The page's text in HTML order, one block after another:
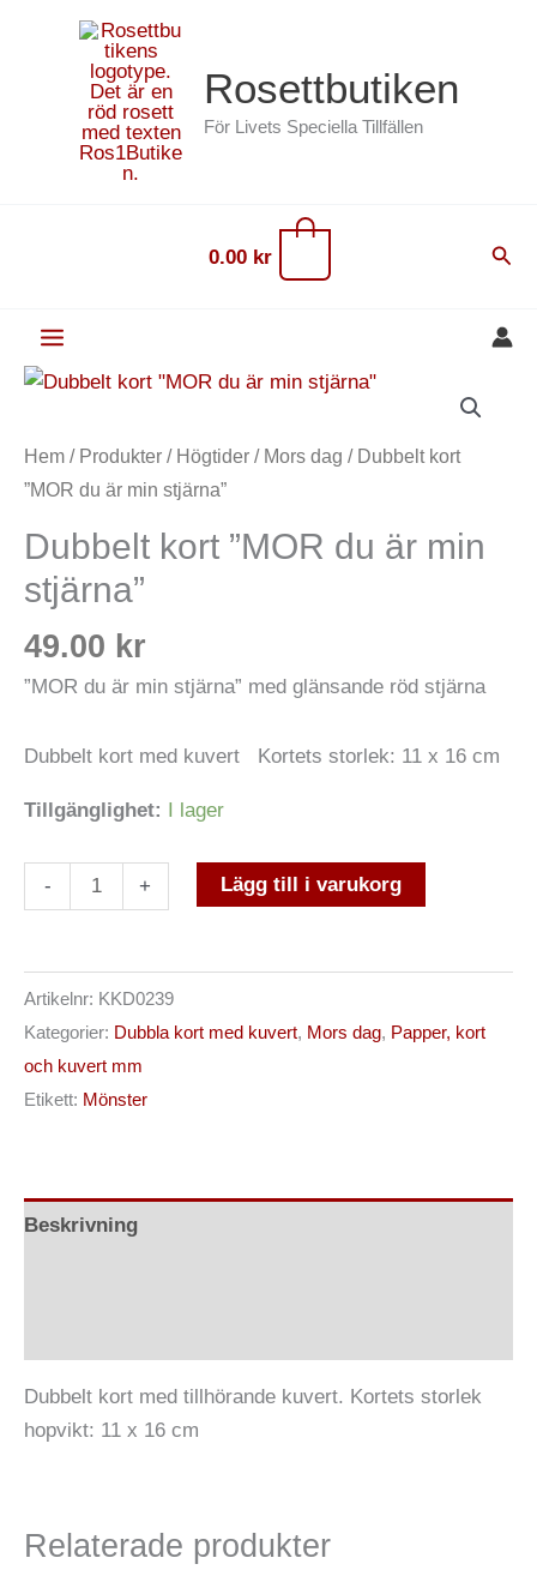
Rosettbutiken
För Livets Speciella Tillfällen
0.00 kr Sök
Hem / Produkter / Högtider / Mors dag / Dubbelt kort
”MOR du är min stjärna”
Dubbelt kort ”MOR du är min
stjärna”
49.00 kr
”MOR du är min stjärna” med glänsande röd stjärna
Dubbelt kort med kuvert Kortets storlek: 11 x 16 cm
Tillgänglighet: I lager
-
Dubbelt
"MOR
du
min
stjärna"
mängd
+ Lägg till i varukorg
Artikelnr: KKD0239
Kategorier: Dubbla kort med kuvert, Mors dag, Papper, kort
och kuvert mm
Etikett: Mönster
Beskrivning
Dubbelt kort med tillhörande kuvert. Kortets storlek
hopvikt: 11 x 16 cm
Relaterade produkter